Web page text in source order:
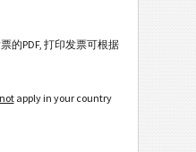
的PDF, 打印发票可根据
notapply in your country